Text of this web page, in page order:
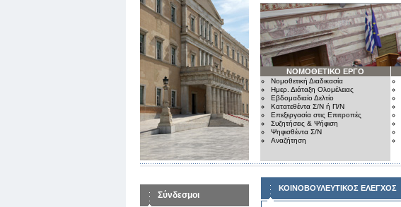
ΝΟΜΟΘΕΤΙΚΟ ΕΡΓΟ
Νομοθετική Διαδικασία
Ημερ. Διάταξη Ολομέλειας
Εβδομαδιαίο Δελτίο
Κατατεθέντα Σ/Ν ή Π/Ν
Επεξεργασία στις Επιτροπές
Συζητήσεις & Ψήφιση
Ψηφισθέντα Σ/Ν
Αναζήτηση
Σύνδεσμοι
ΚΟΙΝΟΒΟΥΛΕΥΤΙΚΟΣ ΕΛΕΓΧΟΣ